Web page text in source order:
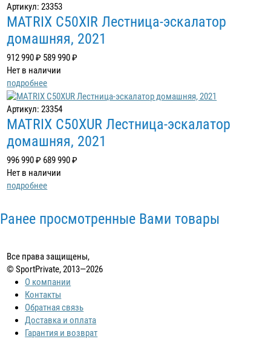
Артикул: 23353
MATRIX C50XIR Лестница-эскалатор
домашняя, 2021
912 990 ₽ 589 990 ₽
Нет в наличии
подробнее
Артикул: 23354
MATRIX C50XUR Лестница-эскалатор
домашняя, 2021
996 990 ₽ 689 990 ₽
Нет в наличии
подробнее
Ранее просмотренные Вами товары
Все права защищены,
© SportPrivate, 2013—2026
О компании
Контакты
Обратная связь
Доставка и оплата
Гарантия и возврат